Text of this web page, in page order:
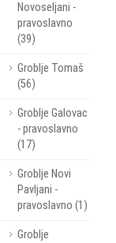
Novoseljani -
pravoslavno
(39)
Groblje Tomaš
(56)
Groblje Galovac
- pravoslavno
(17)
Groblje Novi
Pavljani -
pravoslavno (1)
Groblje